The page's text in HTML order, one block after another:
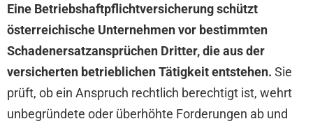
Eine Betriebshaftpflichtversicherung schützt
österreichische Unternehmen vor bestimmten
Schadenersatzansprüchen Dritter, die aus der
versicherten betrieblichen Tätigkeit entstehen. Sie
prüft, ob ein Anspruch rechtlich berechtigt ist, wehrt
unbegründete oder überhöhte Forderungen ab und